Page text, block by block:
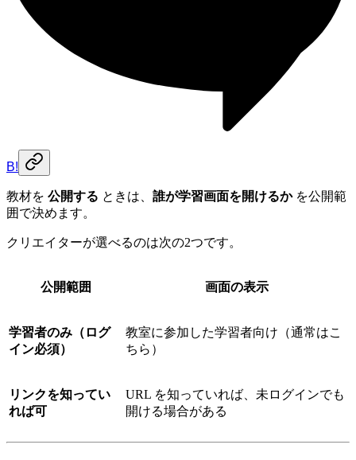
B!
教材を 公開する ときは、 誰が学習画面を開けるかを公開範
囲で決めます。
クリエイターが選べるのは次の2つです。
公開範囲 画面の表示
学習者のみ（ログ
イン必須）
教室に参加した学習者向け（通常はこ
ちら）
リンクを知ってい
れば可
URL を知っていれば、未ログインでも
開ける場合がある